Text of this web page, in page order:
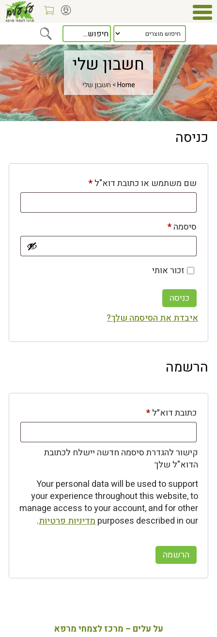
חשבון שלי
Home> חשבון שלי
כניסה
שם משתמש או כתובת דוא"ל*חובה
סיסמה*חובה
זכור אותי
כניסה
איבדת את הסיסמה שלך?
הרשמה
כתובת דוא״ל*חובה
קישור להגדרת סיסמה חדשה יישלח לכתובת
הדוא"ל שלך
Your personal data will be used to support
your experience throughout this website, to
manage access to your account, and for other
purposes described in ourמדיניות פרטיות.
הרשמה
על עלים – מרכז לצמחי מרפא